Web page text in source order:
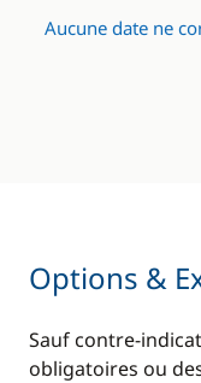
Aucune date ne
Options &
Sauf contre-
obligatoires ou